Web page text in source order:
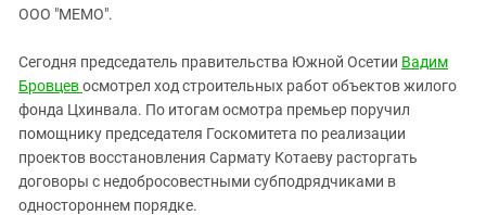
ИНАКОМЫСЛИЕ В ЧЕЧНЕ
ПРЕСЛЕДОВАНИЕ АКТИВИСТОВ
МОБИЛИЗАЦИЯ И ПРОТЕСТЫ
Дагестан
Кабардино-Балкария
Калмыкия
Карачаево-Черкесия
Краснодарский край
ООО "МЕМО".
Сегодня председатель правительства Южной Осетии Вадим
Бровцевосмотрел ход строительных работ объектов жилого
фонда Цхинвала. По итогам осмотра премьер поручил
помощнику председателя Госкомитета по реализации
проектов восстановления Сармату Котаеву расторгать
договоры с недобросовестными субподрядчиками в
одностороннем порядке.